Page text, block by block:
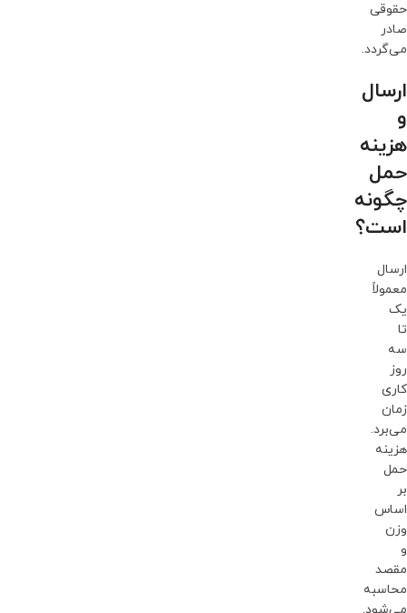
حقوقی
صادر
می‌گردد.
ارسال
و
هزینه
حمل
چگونه
است؟
ارسال
معمولاً
یک
تا
سه
روز
کاری
زمان
می‌برد.
هزینه
حمل
بر
اساس
وزن
و
مقصد
محاسبه